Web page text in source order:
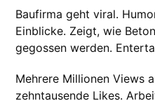
Baufirma geht viral.
Einblicke. Zeigt, wie
gegossen werden.
Mehrere Millionen Views
zehntausende Likes.